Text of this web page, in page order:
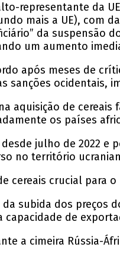
representante da
mais a UE), com
da suspensão
um aumento
após meses de
sanções ocidentais,
aquisição de
os países
julho de 2022 e
no território
cereais crucial para
da subida dos
capacidade de
a cimeira Rússia-